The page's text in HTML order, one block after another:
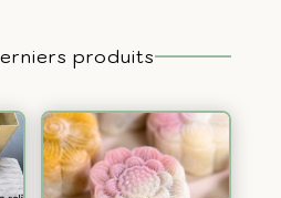
produits